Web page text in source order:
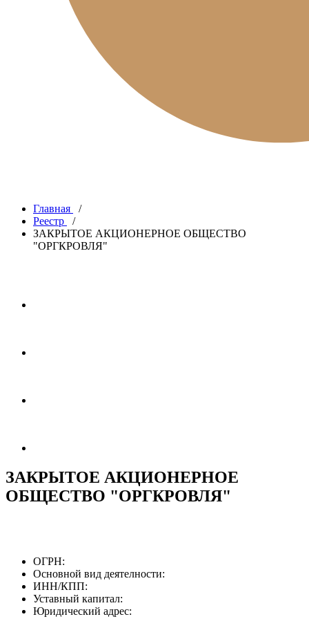
Главная
/
Реестр
/
ЗАКРЫТОЕ АКЦИОНЕРНОЕ ОБЩЕСТВО
"ОРГКРОВЛЯ"
ЗАКРЫТОЕ АКЦИОНЕРНОЕ
ОБЩЕСТВО "ОРГКРОВЛЯ"
ОГРН:
Основной вид деятелности:
ИНН/КПП:
Уставный капитал:
Юридический адрес: